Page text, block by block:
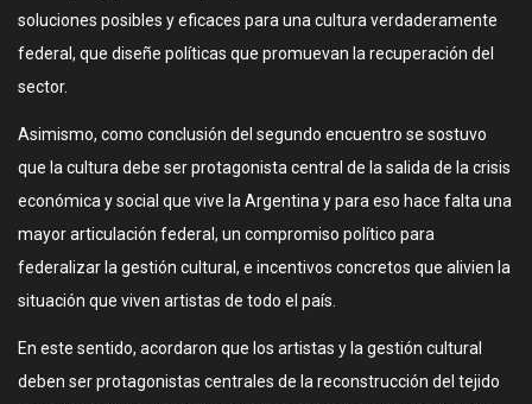
soluciones posibles y eficaces para una cultura verdaderamente
federal, que diseñe políticas que promuevan la recuperación del
sector.
Asimismo, como conclusión del segundo encuentro se sostuvo
que la cultura debe ser protagonista central de la salida de la crisis
económica y social que vive la Argentina y para eso hace falta una
mayor articulación federal, un compromiso político para
federalizar la gestión cultural, e incentivos concretos que alivien la
situación que viven artistas de todo el país.
En este sentido, acordaron que los artistas y la gestión cultural
deben ser protagonistas centrales de la reconstrucción del tejido